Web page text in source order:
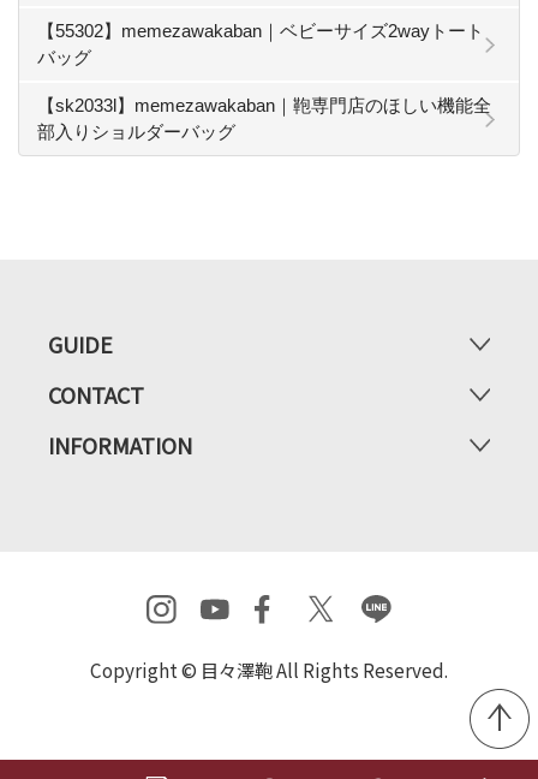
【55302】memezawakaban｜ベビーサイズ2wayトート
バッグ
【sk2033l】memezawakaban｜鞄専門店のほしい機能全
部入りショルダーバッグ
GUIDE
CONTACT
INFORMATION
Copyright © 目々澤鞄 All Rights Reserved.